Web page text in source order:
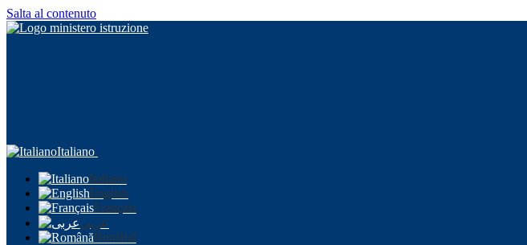
Salta al contenuto
Italiano
Italiano
English
Français
عربى
Română